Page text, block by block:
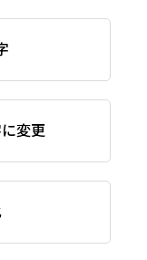
変更